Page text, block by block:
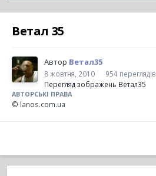
Ветал 35
Автор Ветал35
8 жовтня, 2010
954 переглядів
Перегляд зображень Ветал35
АВТОРСЬКІ ПРАВА
© lanos.com.ua